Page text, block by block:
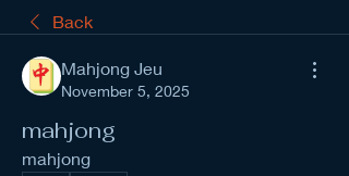
Back
Mahjong Jeu
November 5, 2025
mahjong
mahjong